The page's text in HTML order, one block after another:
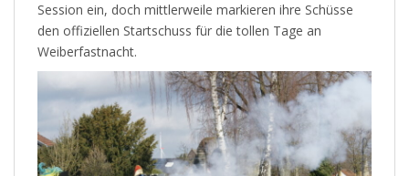
Session ein, doch mittlerweile markieren ihre Schüsse
den offiziellen Startschuss für die tollen Tage an
Weiberfastnacht.